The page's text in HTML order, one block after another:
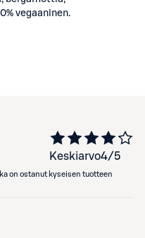
vegaaninen.
Keskiarvo4/5
on ostanut kyseisen tuotteen